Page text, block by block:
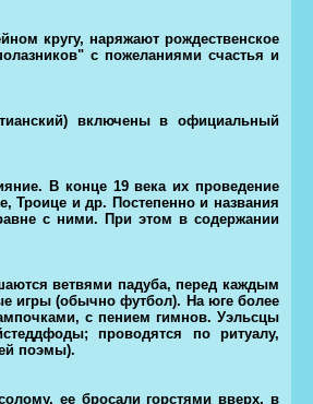
кругу, наряжают рождественское
с пожеланиями счастья и
включены в официальный
В конце 19 века их проведение
Троице и др. Постепенно и названия
с ними. При этом в содержании
ветвями падуба, перед каждым
игры (обычно футбол). На юге более
с пением гимнов. Уэльсцы
проводятся по ритуалу,
поэмы).
ее бросали горстями вверх, в